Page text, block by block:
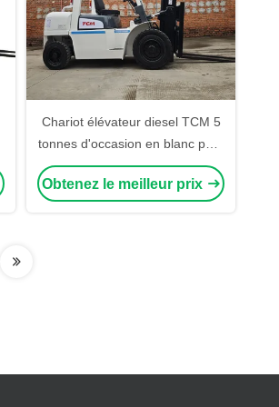
Chariot élévateur diesel TCM 5
tonnes d'occasion en blanc pour
le transport de matériaux
Obtenez le meilleur prix